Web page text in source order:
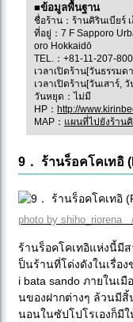
■ข้อมูลพื้นฐาน
ชื่อร้าน：ร้านคิรินเบียร์
ที่อยู่：7 F Sapporo
oro Hokkaidō
TEL.：+81-11-207-
เวลาเปิดร้าน[วันธรรมด
เวลาเปิดร้าน[วันเสาร์,
วันหยุด：ไม่มี
HP： http://
MAP： แผนที่ไปยังร้าน
9． ร้านร็อคโคเทอิ
photo by shiho_riorena
ร้านร็อคโคเทอิแห่งนี้มี
ป็นร้านที่โด่งดังในเรื่อ
i bata sando ภายในเ
นของฝากต่างๆ ล้วนมี
นอนในซัปโปโรเองก็มี